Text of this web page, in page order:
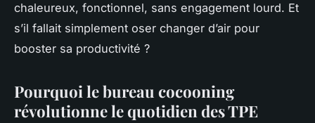
chaleureux, fonctionnel, sans engagement lourd. Et
s’il fallait simplement oser changer d’air pour
booster sa productivité ?
Pourquoi le bureau cocooning
révolutionne le quotidien des TPE